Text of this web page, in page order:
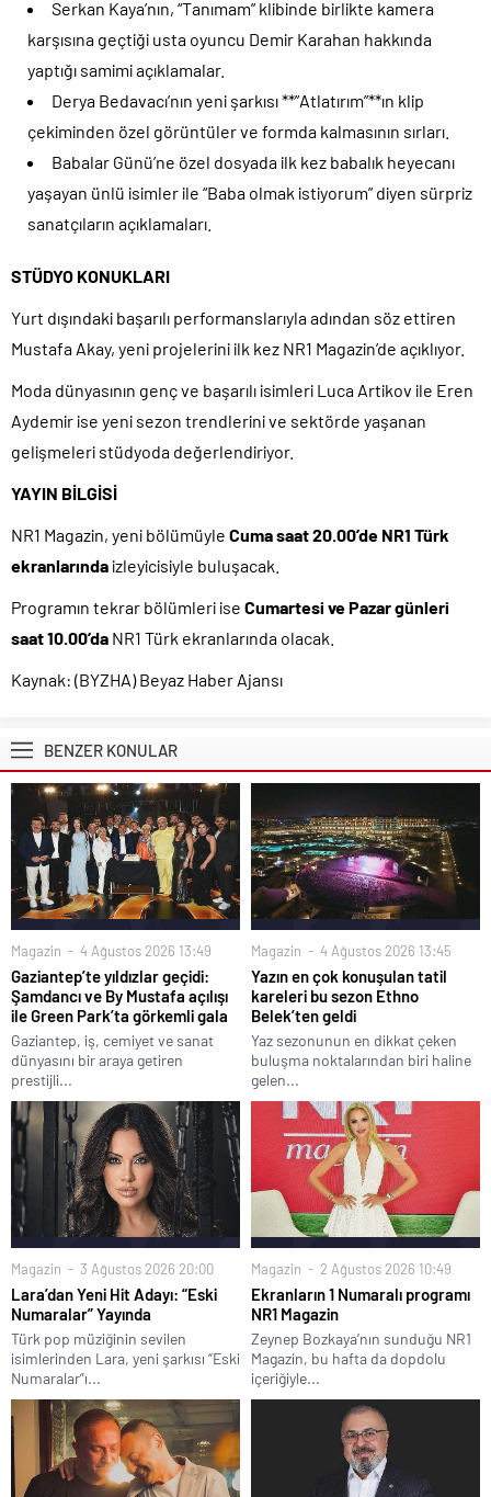
Serkan Kaya’nın, “Tanımam” klibinde birlikte kamera
karşısına geçtiği usta oyuncu Demir Karahan hakkında
yaptığı samimi açıklamalar.
Derya Bedavacı’nın yeni şarkısı **”Atlatırım”**ın klip
çekiminden özel görüntüler ve formda kalmasının sırları.
Babalar Günü’ne özel dosyada ilk kez babalık heyecanı
yaşayan ünlü isimler ile “Baba olmak istiyorum” diyen sürpriz
sanatçıların açıklamaları.
STÜDYO KONUKLARI
Yurt dışındaki başarılı performanslarıyla adından söz ettiren
Mustafa Akay, yeni projelerini ilk kez NR1 Magazin’de açıklıyor.
Moda dünyasının genç ve başarılı isimleri Luca Artikov ile Eren
Aydemir ise yeni sezon trendlerini ve sektörde yaşanan
gelişmeleri stüdyoda değerlendiriyor.
YAYIN BİLGİSİ
NR1 Magazin, yeni bölümüyle Cuma saat 20.00’de NR1 Türk
ekranlarında izleyicisiyle buluşacak.
Programın tekrar bölümleri ise Cumartesi ve Pazar günleri
saat 10.00’da NR1 Türk ekranlarında olacak.
Kaynak: (BYZHA) Beyaz Haber Ajansı
BENZER KONULAR
Magazin 4 Ağustos 2026 13:49
Gaziantep’te yıldızlar geçidi:
Şamdancı ve By Mustafa açılışı
ile Green Park’ta görkemli gala
Gaziantep, iş, cemiyet ve sanat
dünyasını bir araya getiren
prestijli...
Magazin 4 Ağustos 2026 13:45
Yazın en çok konuşulan tatil
kareleri bu sezon Ethno
Belek’ten geldi
Yaz sezonunun en dikkat çeken
buluşma noktalarından biri haline
gelen...
Magazin 3 Ağustos 2026 20:00
Lara’dan Yeni Hit Adayı: “Eski
Numaralar” Yayında
Türk pop müziğinin sevilen
isimlerinden Lara, yeni şarkısı “Eski
Numaralar”ı...
Magazin 2 Ağustos 2026 10:49
Ekranların 1 Numaralı programı
NR1 Magazin
Zeynep Bozkaya’nın sunduğu NR1
Magazin, bu hafta da dopdolu
içeriğiyle...